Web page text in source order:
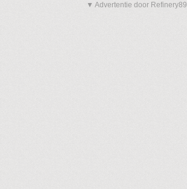
▼ Advertentie door Refinery89